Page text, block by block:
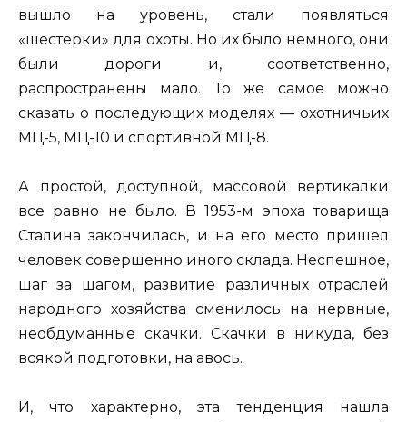
вышло на уровень, стали появляться
«шестерки» для охоты. Но их было немного, они
были дороги и, соответственно,
распространены мало. То же самое можно
сказать о последующих моделях — охотничьих
МЦ-5, МЦ-10 и спортивной МЦ-8.
А простой, доступной, массовой вертикалки
все равно не было. В 1953-м эпоха товарища
Сталина закончилась, и на его место пришел
человек совершенно иного склада. Неспешное,
шаг за шагом, развитие различных отраслей
народного хозяйства сменилось на нервные,
необдуманные скачки. Скачки в никуда, без
всякой подготовки, на авось.
И, что характерно, эта тенденция нашла